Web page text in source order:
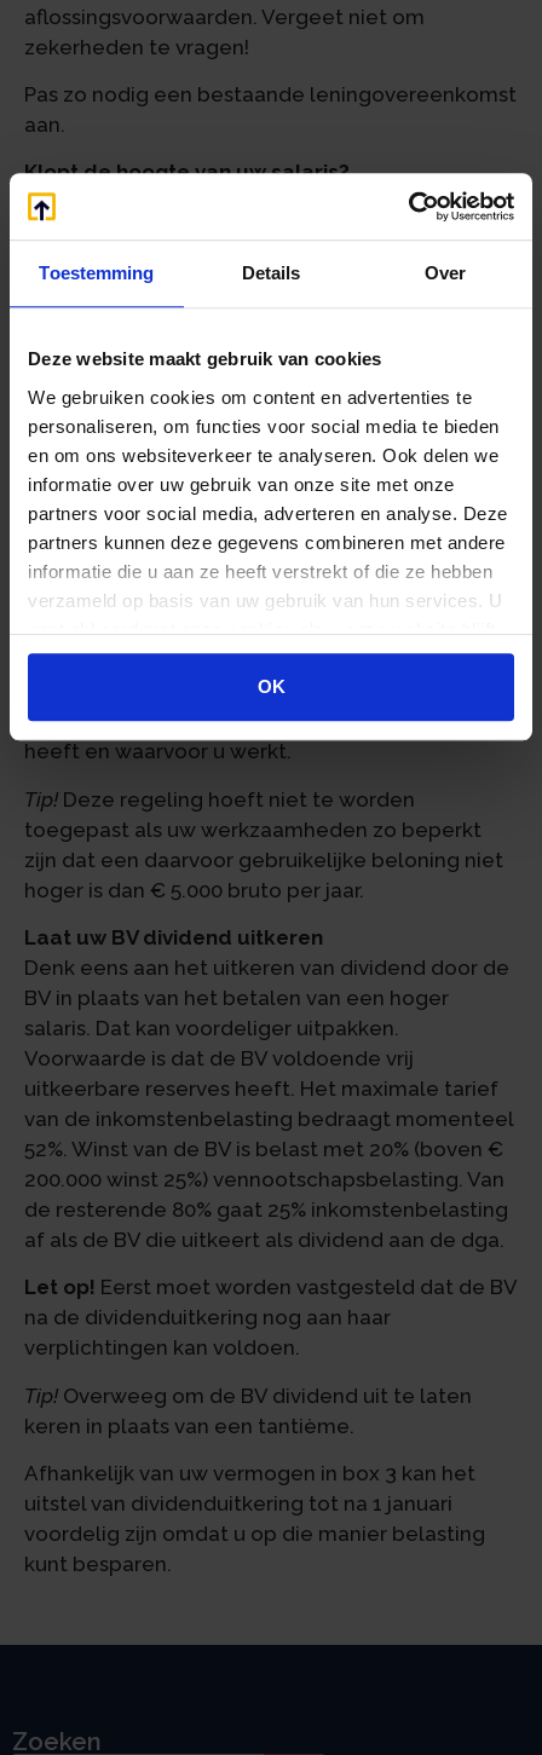
Toestemming Details Over
Deze website maakt gebruik van cookies
We gebruiken cookies om content en advertenties te
personaliseren, om functies voor social media te bieden
en om ons websiteverkeer te analyseren. Ook delen we
informatie over uw gebruik van onze site met onze
partners voor social media, adverteren en analyse. Deze
partners kunnen deze gegevens combineren met andere
informatie die u aan ze heeft verstrekt of die ze hebben
verzameld op basis van uw gebruik van hun services. U
gaat akkoord met onze cookies als u onze website blijft
gebruiken.
OK
aflossingsvoorwaarden. Vergeet niet om
zekerheden te vragen!
Pas zo nodig een bestaande leningovereenkomst
aan.
Klopt de hoogte van uw salaris?
De dga en zijn partner zijn wettelijk verplicht om
van de volgende bedragen aan salaris te
vergelijkbare dienstbetrekking;
het hoogste salaris van de overige
werknemers van de BV;
€ 45.000.
De BV mag aannemelijk maken dat het salaris
lager moet zijn. Er mag rekening worden
gehouden met een afwijking ten opzichte van
het loon uit de meest vergelijkbare
dienstbetrekking van 25%, zolang het loon
daardoor niet lager wordt dan € 45.000.
Deze verplichting geldt voor iedere BV
waarin u of uw partner een aanmerkelijk belang
heeft en waarvoor u werkt.
Tip! Deze regeling hoeft niet te worden
toegepast als uw werkzaamheden zo beperkt
zijn dat een daarvoor gebruikelijke beloning niet
hoger is dan € 5.000 bruto per jaar.
Laat uw BV dividend uitkeren
Denk eens aan het uitkeren van dividend door de
BV in plaats van het betalen van een hoger
salaris. Dat kan voordeliger uitpakken.
Voorwaarde is dat de BV voldoende vrij
uitkeerbare reserves heeft. Het maximale tarief
van de inkomstenbelasting bedraagt momenteel
52%. Winst van de BV is belast met 20% (boven €
200.000 winst 25%) vennootschapsbelasting. Van
de resterende 80% gaat 25% inkomstenbelasting
af als de BV die uitkeert als dividend aan de dga.
Let op! Eerst moet worden vastgesteld dat de BV
na de dividenduitkering nog aan haar
verplichtingen kan voldoen.
Tip! Overweeg om de BV dividend uit te laten
keren in plaats van een tantième.
Afhankelijk van uw vermogen in box 3 kan het
uitstel van dividenduitkering tot na 1 januari
voordelig zijn omdat u op die manier belasting
kunt besparen.
Zoeken